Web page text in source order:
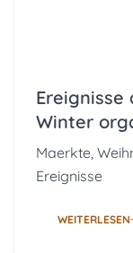
Ereignisse
Winter
Maerkte,
Ereignisse
WEITERLESEN